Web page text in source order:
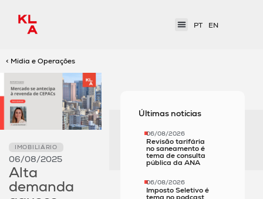
PT EN
< Mídia e Operações
IMOBILIÁRIO
06/08/2025
Alta
demanda
Últimas notícias
06/08/2026
Revisão tarifária
no saneamento é
tema de consulta
pública da ANA
06/08/2026
Imposto Seletivo é